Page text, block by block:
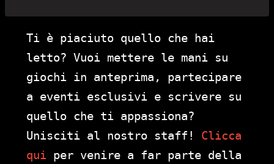
Ti è piaciuto quello che hai
letto? Vuoi mettere le mani su
giochi in anteprima, partecipare
a eventi esclusivi e scrivere su
quello che ti appassiona?
Unisciti al nostro staff! Clicca
qui per venire a far parte della